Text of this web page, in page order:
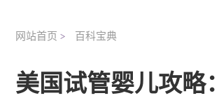
网站首页 > 百科宝典
美国试管婴儿攻略